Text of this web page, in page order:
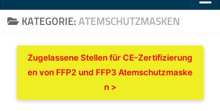
KATEGORIE: ATEMSCHUTZMASKEN
Zugelassene Stellen für CE-Zertifizierung
en von FFP2 und FFP3 Atemschutzmaske
n >